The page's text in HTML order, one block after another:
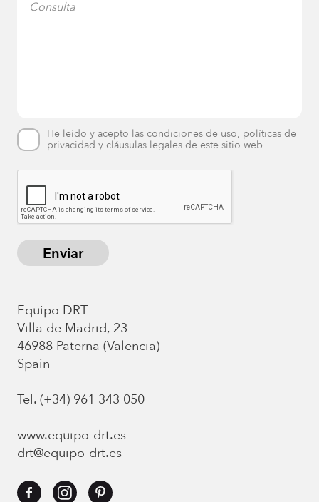
He leído y acepto las condiciones de uso, políticas de
privacidad y cláusulas legales de este sitio web
Enviar
Equipo DRT
Villa de Madrid, 23
46988 Paterna (Valencia)
Spain
Tel. (+34) 961 343 050
www.equipo-drt.es
drt@equipo-drt.es